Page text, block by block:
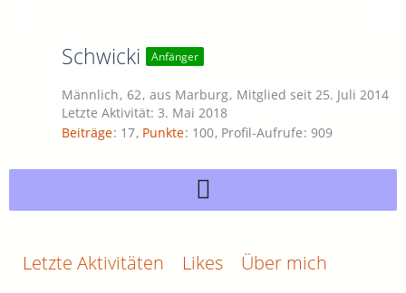
Schwicki Anfänger
Männlich 62 aus Marburg Mitglied seit 25. Juli 2014
Letzte Aktivität: 3. Mai 2018
Beiträge 17 Punkte 100 Profil-Aufrufe 909
Letzte Aktivitäten Likes Über mich